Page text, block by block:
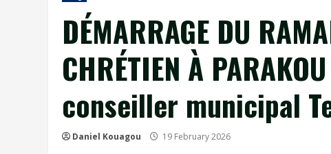
DÉMARRAGE DU
CHRÉTIEN À
conseiller municipal
Daniel Kouagou 19 February 2026